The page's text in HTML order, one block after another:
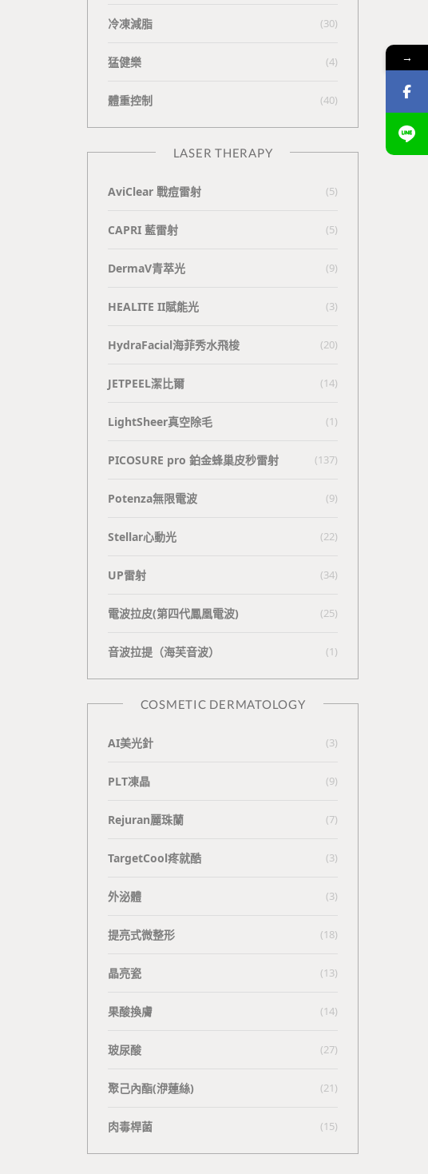
冷凍減脂 (30)
猛健樂 (4)
體重控制 (40)
LASER THERAPY
AviClear 戰痘雷射 (5)
CAPRI 藍雷射 (5)
DermaV青萃光 (9)
HEALITE II賦能光 (3)
HydraFacial海菲秀水飛梭 (20)
JETPEEL潔比爾 (14)
LightSheer真空除毛 (1)
PICOSURE pro 鉑金蜂巢皮秒雷射 (137)
Potenza無限電波 (9)
Stellar心動光 (22)
UP雷射 (34)
電波拉皮(第四代鳳凰電波) (25)
⾳波拉提（海芙⾳波） (1)
COSMETIC DERMATOLOGY
AI美光針 (3)
PLT凍晶 (9)
Rejuran麗珠蘭 (7)
TargetCool疼就酷 (3)
外泌體 (3)
提亮式微整形 (18)
晶亮瓷 (13)
果酸換膚 (14)
玻尿酸 (27)
聚己內酯(洢蓮絲) (21)
肉毒桿菌 (15)
→